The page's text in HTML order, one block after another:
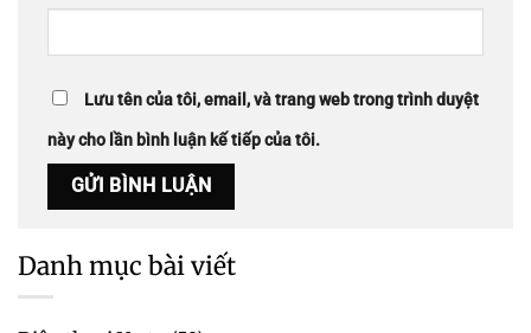
Lưu tên của tôi, email, và trang web trong trình duyệt
này cho lần bình luận kế tiếp của tôi.
Danh mục bài viết